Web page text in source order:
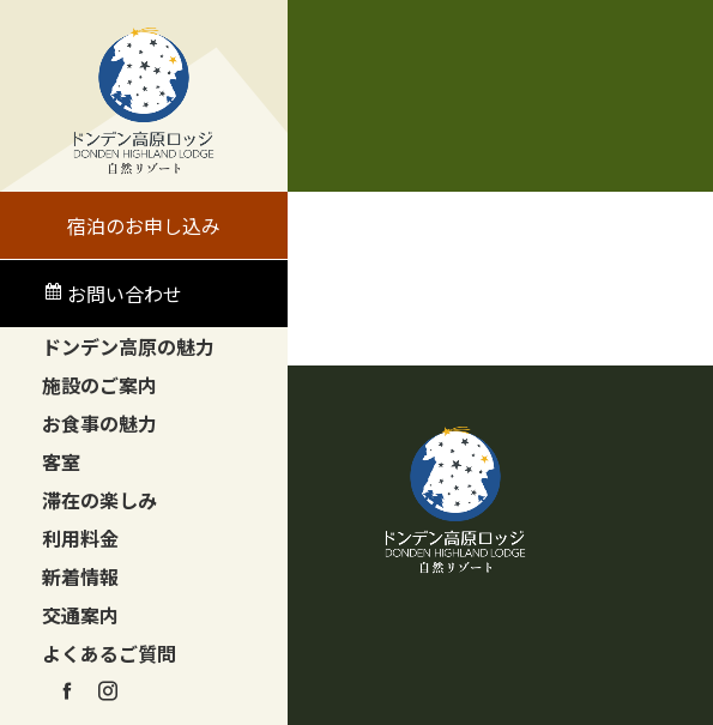
宿泊のお申し込み
お問い合わせ
ドンデン高原の魅力
施設のご案内
お食事の魅力
客室
滞在の楽しみ
利用料金
新着情報
交通案内
よくあるご質問